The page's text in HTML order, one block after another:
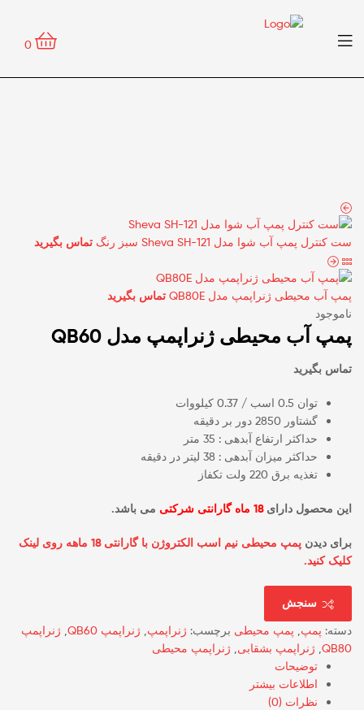
0
ست کنترل پمپ آب شوا مدل Sheva SH-121 سبز رنگ تماس بگیرید
پمپ آب محیطی ژنراپمپ مدل QB80E تماس بگیرید
ناموجود
پمپ آب محیطی ژنراپمپ مدل QB60
تماس بگیرید
توان 0.5 اسب / 0.37 کیلووات
گشتاور 2850 دور بر دقیقه
حداکثر ارتفاع آبدهی : 35 متر
حداکثر میزان آبدهی : 38 لیتر در دقیقه
تغذیه برق 220 ولت تکفاز
این محصول دارای18 ماه گارانتی شرکتی می باشد.
برای دیدن
پمپ محیطی نیم اسب الکتروژن با گارانتی 18 ماهه روی لینک
کلیک کنید.
سنجش
دسته: پمپ, پمپ محیطی برچسب: ژنراپمپ, ژنراپمپ QB60 , ژنراپمپ
QB80
, ژنراپمپ بشقابی, ژنراپمپ محیطی
توضیحات
اطلاعات بیشتر
نظرات (0)